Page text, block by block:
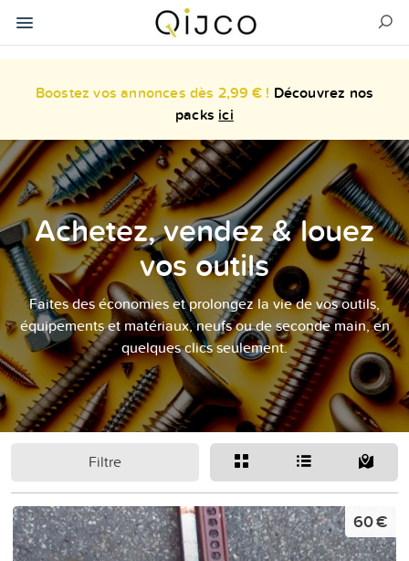
Boostez vos annonces dès 2,99 € ! Découvrez nos
packs ici
Achetez, vendez & louez
vos outils
Faites des économies et prolongez la vie de vos outils,
équipements et matériaux, neufs ou de seconde main, en
quelques clics seulement.
Filtre
60 €